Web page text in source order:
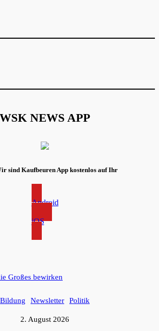
WSK NEWS APP
sind Kaufbeuren App kostenlos auf Ihr
Android
iOS
Bildung Newsletter Politik
2. August 2026